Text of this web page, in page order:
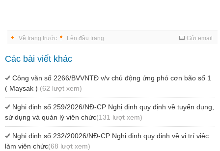
Về trang trước Lên đầu trang Gửi email
Các bài viết khác
Công văn số 2266/BVVNTĐ v/v chủ động ứng phó cơn bão số 1
( Maysak ) (62 lượt xem)
Nghi định số 259/2026/NĐ-CP Nghị định quy định về tuyển dụng,
sử dụng và quản lý viên chức(131 lượt xem)
Nghị định số 232/20026/NĐ-CP Nghị định quy định về vị trí việc
làm viên chức(68 lượt xem)